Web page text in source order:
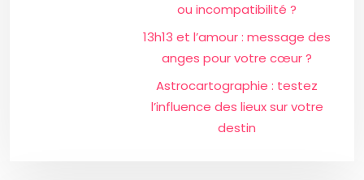
ou incompatibilité ?
13h13 et l’amour : message des
anges pour votre cœur ?
Astrocartographie : testez
l’influence des lieux sur votre
destin